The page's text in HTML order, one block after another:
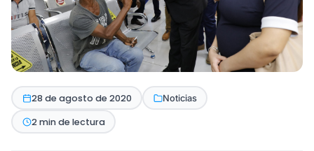
28 de agosto de 2020 Noticias
2 min de lectura